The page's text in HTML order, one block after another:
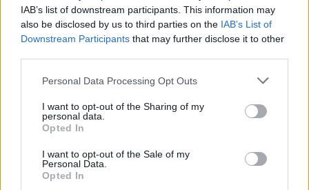
IAB’s list of downstream participants. This information may
also be disclosed by us to third parties on the IAB’s List of
Downstream Participants that may further disclose it to other
Personal Data Processing Opt Outs
I want to opt-out of the Sharing of my
personal data.
Opted In
I want to opt-out of the Sale of my
Personal Data.
Opted In
A Battery Booster mögött végső soron egy stratégiai
kérdés húzódik: lesz-e egyáltalán önálló, versenyképes
majd. A Bizottság abban bízik, hogy az európai szereplők
sikeresen átvészelhetik a tömeggyártás beindításának
legnehezebb éveit, és hosszú távon valódi alternatívát
szűkössége és a feltételek szigora ugyanakkor azt is jelzi,
hogy ez nem szétszórt, mindenkinek jutó támogatás,